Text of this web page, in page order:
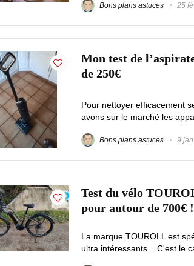
Bons plans astuces 25
Mon test de
de 250€
Pour nettoyer efficacement
avons sur le marché les
Bons plans astuces 9
Test du vélo
pour autour de 700€
La marque TOUROLL est
ultra intéressants .. C'est le